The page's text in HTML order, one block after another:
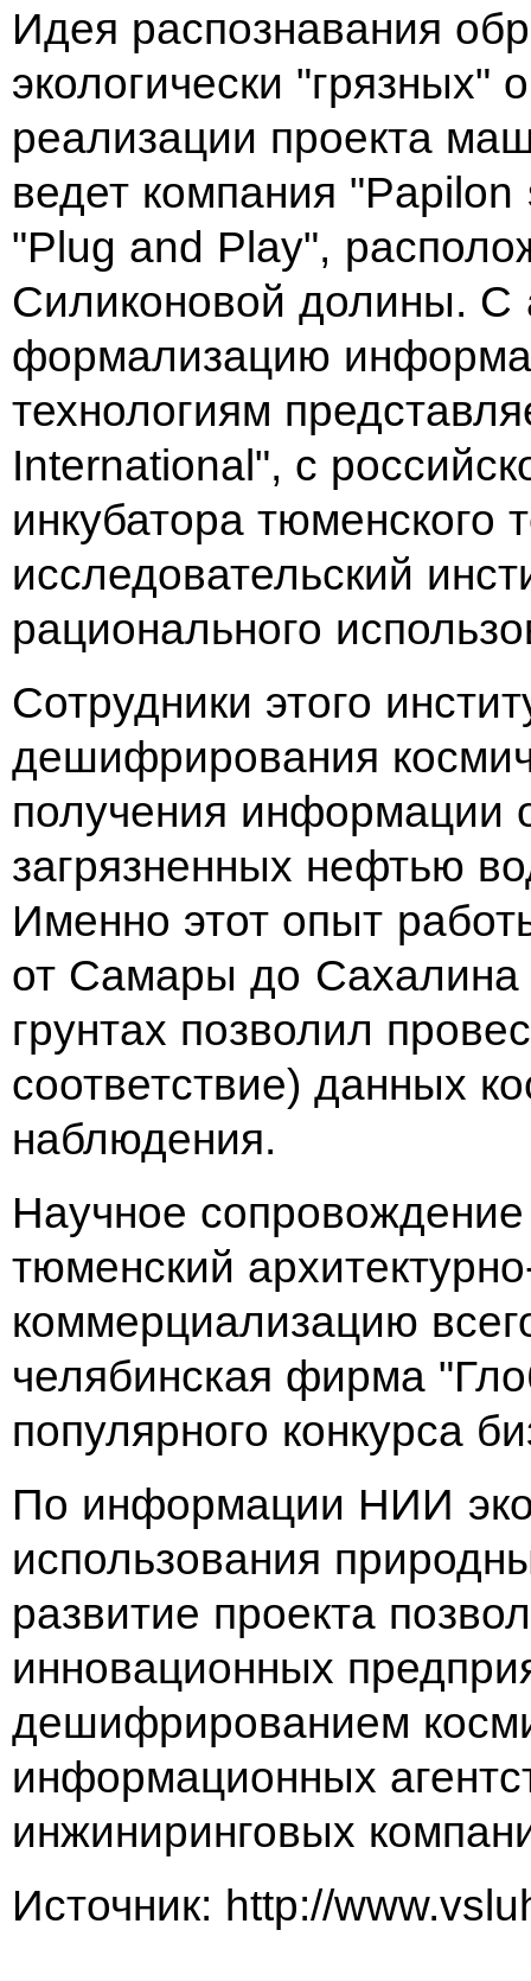
Идея распознавания
экологически "грязных"
реализации проекта
ведет компания
"Plug and Play",
Силиконовой долины. С
формализацию
технологиям
International", с
инкубатора
исследовательский
рационального
Сотрудники этого
дешифрирования
получения информации
загрязненных нефтью
Именно этот опыт
от Самары до Сахалина
грунтах позволил
соответствие) данных
наблюдения.
Научное
тюменский
коммерциализацию
челябинская фирма
популярного конкурса
По информации НИИ
использования
развитие проекта
инновационных
дешифрированием
информационных
инжиниринговых
Источник: http://